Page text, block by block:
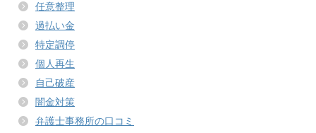
任意整理
過払い金
特定調停
個人再生
自己破産
闇金対策
弁護士事務所の口コミ